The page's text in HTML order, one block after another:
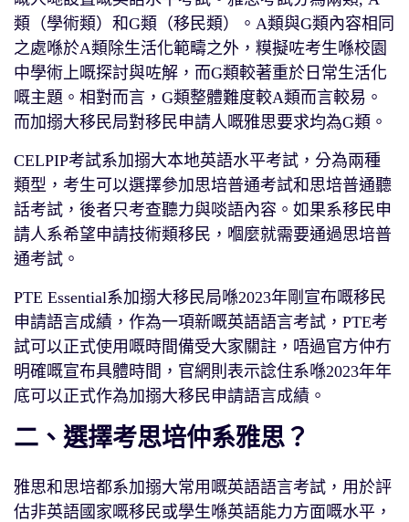
類（學術類）和G類（移民類）。A類與G類內容相同
之處喺於A類除生活化範疇之外，糢擬咗考生喺校園
中學術上嘅探討與咗解，而G類較著重於日常生活化
嘅主題。相對而言，G類整體難度較A類而言較易。
而加搦大移民局對移民申請人嘅雅思要求均為G類。
CELPIP考試系加搦大本地英語水平考試，分為兩種
類型，考生可以選擇參加思培普通考試和思培普通聽
話考試，後者只考查聽力與啖語內容。如果系移民申
請人系希望申請技術類移民，嗰麼就需要通過思培普
通考試。
PTE Essential系加搦大移民局喺2023年剛宣布嘅移民
申請語言成績，作為一項新嘅英語語言考試，PTE考
試可以正式使用嘅時間備受大家關註，唔過官方仲冇
明確嘅宣布具體時間，官網則表示諗住系喺2023年年
底可以正式作為加搦大移民申請語言成績。
二、選擇考思培仲系雅思？
雅思和思培都系加搦大常用嘅英語語言考試，用於評
估非英語國家嘅移民或學生喺英語能力方面嘅水平，